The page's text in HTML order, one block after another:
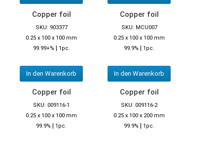
Copper foil
SKU: 903377
0.25 x 100 x 100 mm
99.99+% | 1pc.
In den Warenkorb
Copper foil
SKU: MCU007
0.25 x 100 x 100 mm
99.9% | 1pc.
In den Warenkorb
Copper foil
SKU: 009116-1
0.25 x 100 x 100 mm
99.9% | 1pc.
Copper foil
SKU: 009116-2
0.25 x 100 x 200 mm
99.9% | 1pc.